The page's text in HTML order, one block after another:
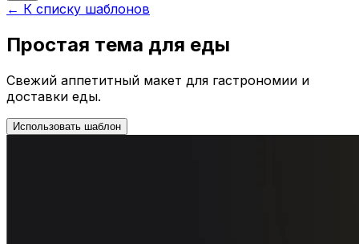
← К списку шаблонов
Простая тема для еды
Свежий аппетитный макет для гастрономии и
доставки еды.
Использовать шаблон